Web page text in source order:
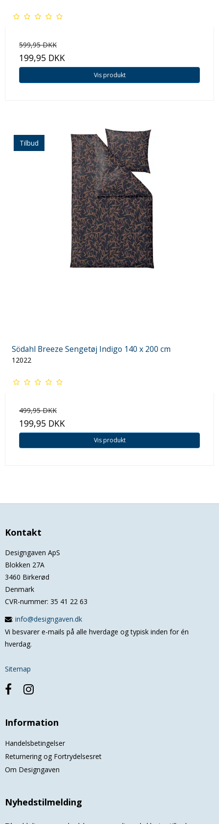
599,95 DKK
199,95 DKK
Vis produkt
Tilbud
Södahl Breeze Sengetøj Indigo 140 x 200 cm
12022
499,95 DKK
199,95 DKK
Vis produkt
Kontakt
Designgaven ApS
Blokken 27A
3460 Birkerød
Denmark
CVR-nummer: 35 41 22 63
: info@designgaven.dk
Vi besvarer e-mails på alle hverdage og typisk inden for én
hverdag.
Sitemap
Information
Handelsbetingelser
Returnering og Fortrydelsesret
Om Designgaven
Nyhedstilmelding